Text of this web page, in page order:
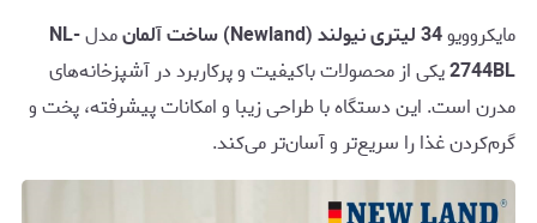
مایکروویو34 لیتری نیولند (Newland) ساخت آلمان مدلNL-
2744BLیکی از محصولات باکیفیت و پرکاربرد در آشپزخانه‌های
مدرن است. این دستگاه با طراحی زیبا و امکانات پیشرفته، پخت و
گرم‌کردن غذا را سریع‌تر و آسان‌تر می‌کند.